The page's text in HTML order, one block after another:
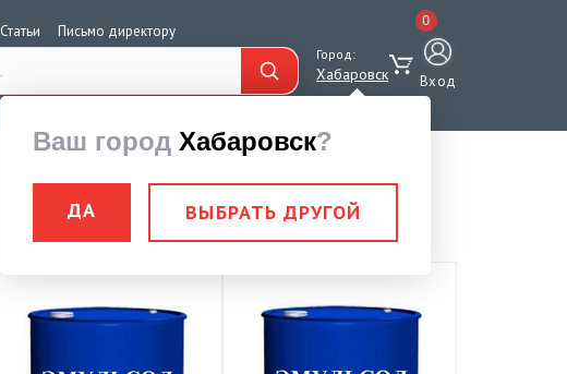
Статьи Письмо директору
Город:
Хабаровск
Ваш город Хабаровск?
ДА ВЫБРАТЬ ДРУГОЙ
0
Вход